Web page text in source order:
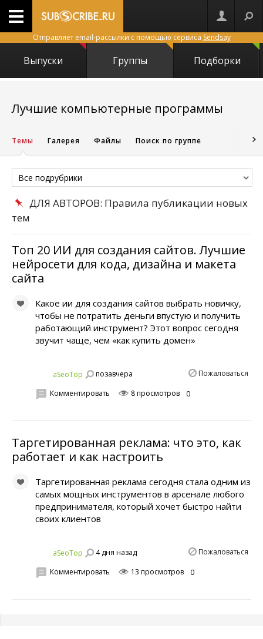
Отправляет email-рассылки с помощью сервиса Sendsay
Выпуски Группы Подборки
Лучшие компьютерные программы
Темы Галерея Файлы Поиск по группе
Все подрубрики
ДЛЯ АВТОРОВ: Правила публикации новых
тем
Топ 20 ИИ для создания сайтов. Лучшие
нейросети для кода, дизайна и макета
сайта
Какое ии для создания сайтов выбрать новичку,
чтобы не потратить деньги впустую и получить
работающий инструмент? Этот вопрос сегодня
звучит чаще, чем «как купить домен»
aSeoTop позавчера Пожаловаться
Комментировать 8 просмотров 0
Таргетированная реклама: что это, как
работает и как настроить
Таргетированная реклама сегодня стала одним из
самых мощных инструментов в арсенале любого
предпринимателя, который хочет быстро найти
своих клиентов
aSeoTop 4 дня назад Пожаловаться
Комментировать 13 просмотров 0